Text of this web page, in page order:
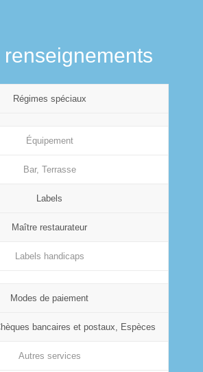
renseignements
Régimes spéciaux
Équipement
Bar, Terrasse
Labels
Maître restaurateur
Labels handicaps
Modes de paiement
bancaires et postaux, Espèces
Autres services